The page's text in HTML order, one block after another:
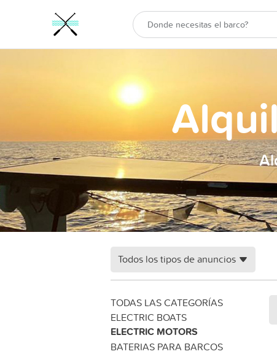
Todos los tipos de anuncios
TODAS LAS CATEGORÍAS
ELECTRIC BOATS
ELECTRIC MOTORS
BATERIAS PARA BARCOS